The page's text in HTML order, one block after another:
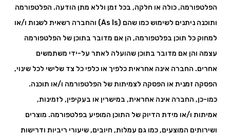
הפלטפורמה, כולה או חלקה, בכל זמן וללא מתן הודעה. הפלטפורמה
ותוכנה ניתנים לשימוש כמו שהם (As Is) והחברה רשאית לשנות ו/או
למחוק כל תוכן בפלטפורמה, הן אם מדובר בתוכן של הפלטפורמה
עצמה והן אם מדובר בתוכן שהועלה לאתר על-ידי משתמשים
אחרים. החברה אינה אחראית כלפיך או כלפי כל צד שלישי לכל שינוי,
הפסקה זמנית או הפסקה לצמיתות של הפלטפורמה ו/או תוכנה.
כמו-כן, החברה אינה אחראית, במישרין או בעקיפין, לזמינות,
אמיתות ו/או מידת הדיוק של התוכן המופיע בפלטפורמה. מוצרים
ושירותים המוצעים, כמו גם עמלות, חיובים, שיעורי ריביות ודרישות